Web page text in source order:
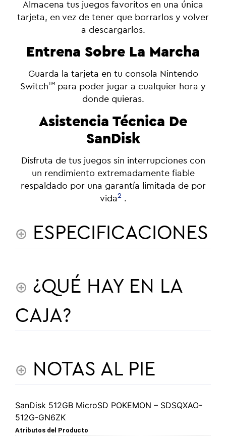
Almacena tus juegos favoritos en una única
tarjeta, en vez de tener que borrarlos y volver
a descargarlos.
Entrena Sobre La Marcha
Guarda la tarjeta en tu consola Nintendo
Switch™ para poder jugar a cualquier hora y
donde quieras.
Asistencia Técnica De
SanDisk
Disfruta de tus juegos sin interrupciones con
un rendimiento extremadamente fiable
respaldado por una garantía limitada de por
vida2 .
ESPECIFICACIONES
¿QUÉ HAY EN LA
CAJA?
NOTAS AL PIE
SanDisk 512GB MicroSD POKEMON – SDSQXAO-
512G-GN6ZK
Atributos del Producto